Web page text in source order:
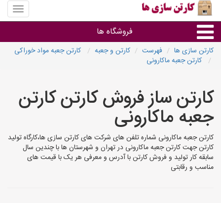
منوی
سایت
سازی
ها
فروشگاه ها
سایر گروه ها
فروشنده های کارتن جعبه
کارتن سازی ها فهرست کارتن و جعبه
کارتن جعبه مواد خوراکی
کارتن جعبه ماکارونی
کارتن ساز فروش کارتن کارتن
جعبه ماکارونی
کارتن جعبه ماکارونی شماره تلفن های شرکت های کارتن سازی ها،کارگاه تولید
کارتن جهت کارتن جعبه ماکارونی در تهران و شهرستان ها با چندین سال
سابقه کار تولید و فروش کارتن با آدرس و معرفی هر یک با قیمت های
مناسب و رقابتی